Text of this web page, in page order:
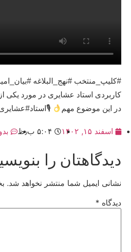
#کلیپ_منتخب #نهج_البلاغه
کاربردی استاد عشایری در مورد یکی
در این موضوع مهم
اسفند ۱۵, ۱۴۰۲ ۵:۰۴ ب٫ظ
دیدگاهتان را
نشانی ایمیل شما منتشر نخواهد شد.
دیدگاه *